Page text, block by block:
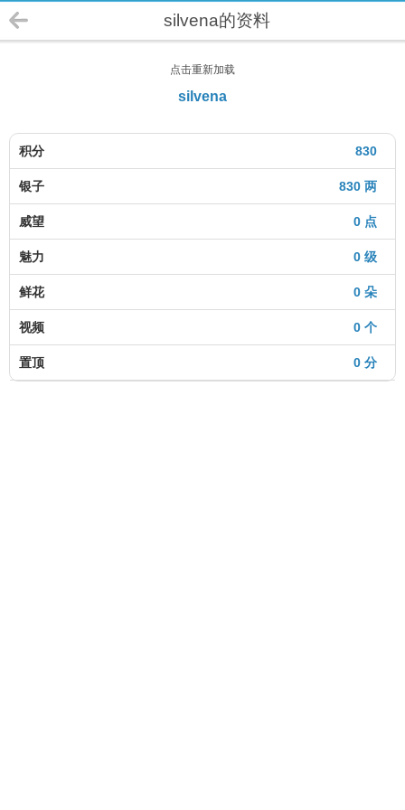
silvena的资料
点击重新加载
silvena
830
积分
830 两
银子
0 点
威望
0 级
魅力
0 朵
鲜花
0 个
视频
0 分
置顶